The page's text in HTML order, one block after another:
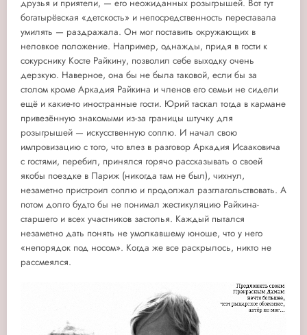
друзья и приятели, — его неожиданных розыгрышей. Вот тут
богатырёвская «детскость» и непосредственность переставала
умилять — раздражала. Он мог поставить окружающих в
неловкое положение. Например, однажды, придя в гости к
сокурснику Косте Райкину, позволил себе выходку очень
дерзкую. Наверное, она бы не была таковой, если бы за
столом кроме Аркадия Райкина и членов его семьи не сидели
ещё и какие-то иностранные гости. Юрий таскал тогда в кармане
привезённую знакомыми из-за границы штучку для
розыгрышей — искусственную соплю. И начал свою
импровизацию с того, что влез в разговор Аркадия Исааковича
с гостями, перебил, принялся горячо рассказывать о своей
якобы поездке в Париж (никогда там не был), чихнул,
незаметно пристроил соплю и продолжал разглагольствовать. А
потом долго будто бы не понимал жестикуляцию Райкина-
старшего и всех участников застолья. Каждый пытался
незаметно дать понять не умолкавшему юноше, что у него
«непорядок под носом». Когда же все раскрылось, никто не
рассмеялся.